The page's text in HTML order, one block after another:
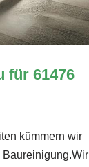
für 61476
kümmern wir
Baureinigung.Wir